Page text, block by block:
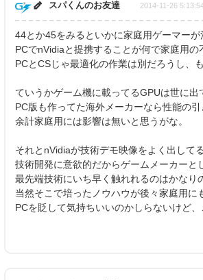
スパくんのお友達 2014-11-26
44とか45をみるといかに家庭用ゲーマーが
PCでnVidiaと提携することが何で家庭用の
PCとCSじゃ最適化の作業は別だろうし、
ていうかゲーム機に載ってるGPUは世に出
PC版も作ってた海外メーカーなら性能の
余計家庭用には影響は無いと思うがな。
それとnVidiaが技術デモ映像をよく出して
技術開発に意欲的だからゲームメーカーと
最先端技術にいち早く触れれるのはかなり
当然そこで培ったノウハウが後々家庭用に
PCを貶して気持ちいいのかしらないけど